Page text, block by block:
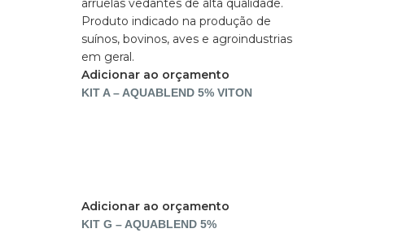
Adicionar ao orçamento
KIT A – AQUABLEND 5% VITON
Adicionar ao orçamento
KIT G – AQUABLEND 5%